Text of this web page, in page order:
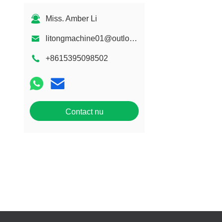
Miss. Amber Li
litongmachine01@outlook.com
+8615395098502
Contact nu